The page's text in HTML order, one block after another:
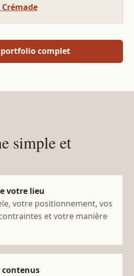
complet
simple et
votre lieu
votre positionnement, vos
et votre manière
contenus